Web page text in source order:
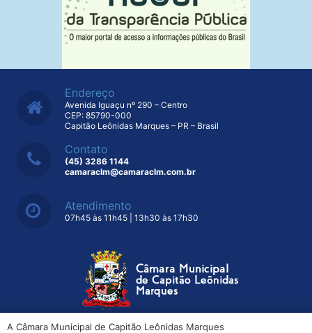
Endereço
Avenida Iguaçu nº 290 – Centro
CEP: 85790-000
Capitão Leônidas Marques – PR – Brasil
Contato
(45) 3286 1144
camaraclm@camaraclm.com.br
Atendimento
07h45 às 11h45 | 13h30 às 17h30
A Câmara Municipal de Capitão Leônidas Marques